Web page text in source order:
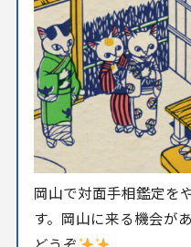
岡山で対面手相鑑定を
す。岡山に来る機会が